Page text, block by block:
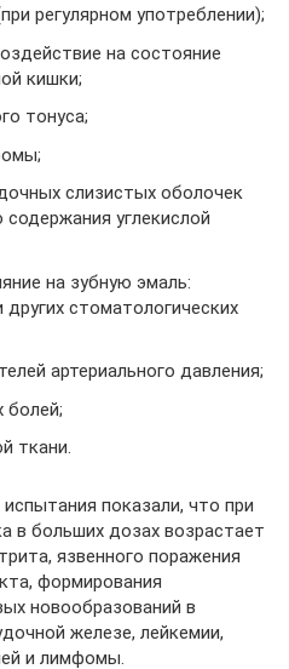
регулярном употреблении);
на состояние
кишки;
тонуса;
слизистых оболочек
углекислой
на зубную эмаль:
других стоматологических
артериального давления;
болей;
ткани.
показали, что при
в больших дозах возрастает
язвенного поражения
формирования
новообразований в
железе, лейкемии,
и лимфомы.